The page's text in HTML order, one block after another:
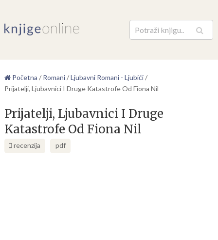
Pretraga
Početna / Romani/Ljubavni Romani - Ljubići/
Prijatelji, Ljubavnici I Druge Katastrofe Od Fiona Nil
Prijatelji, Ljubavnici I Druge
Katastrofe Od Fiona Nil
recenzija pdf